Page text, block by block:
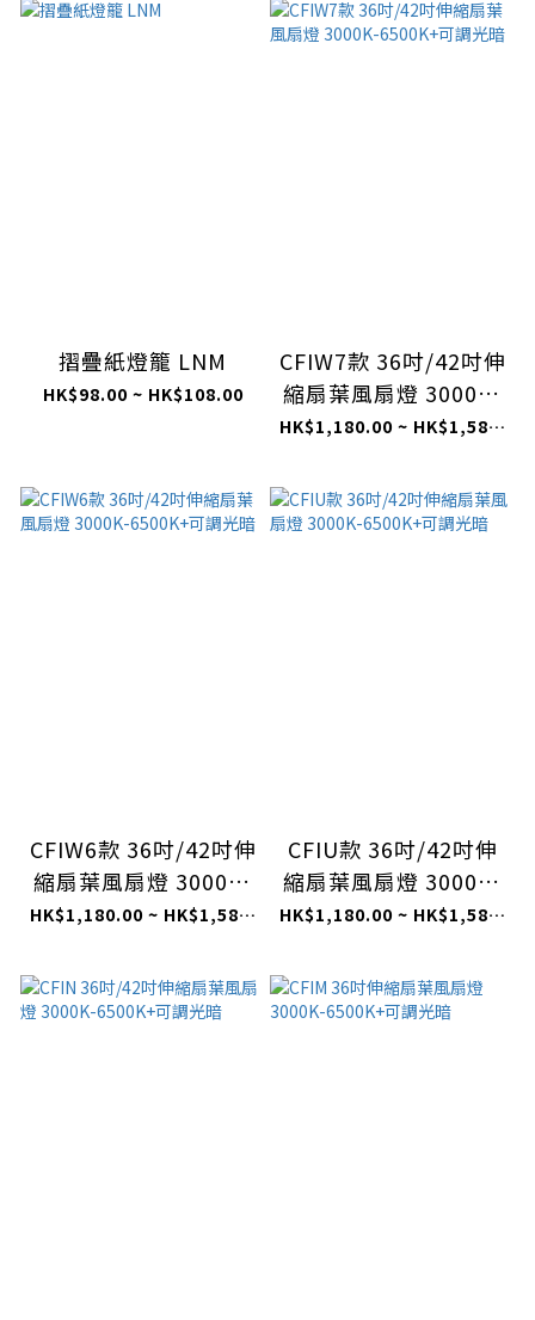
摺疊紙燈籠 LNM
HK$98.00 ~ HK$108.00
CFIW7款 36吋/42吋伸
縮扇葉風扇燈 3000K-
6500K+可調光暗 HK$1,180.00 ~ HK$1,580.00
CFIW6款 36吋/42吋伸
縮扇葉風扇燈 3000K-
6500K+可調光暗 HK$1,180.00 ~ HK$1,580.00
CFIU款 36吋/42吋伸
縮扇葉風扇燈 3000K-
6500K+可調光暗 HK$1,180.00 ~ HK$1,580.00